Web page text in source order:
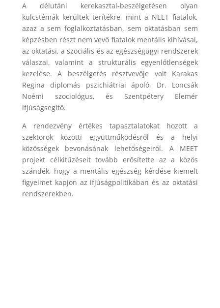
A délutáni kerekasztal-beszélgetésen olyan
kulcstémák kerültek terítékre, mint a NEET fiatalok,
azaz a sem foglalkoztatásban, sem oktatásban sem
képzésben részt nem vevő fiatalok mentális kihívásai,
az oktatási, a szociális és az egészségügyi rendszerek
válaszai, valamint a strukturális egyenlőtlenségek
kezelése. A beszélgetés résztvevője volt Karakas
Regina diplomás pszichiátriai ápoló, Dr. Loncsák
Noémi szociológus, és Szentpétery Elemér
ifjúságsegítő.
A rendezvény értékes tapasztalatokat hozott a
szektorok közötti együttműködésről és a helyi
közösségek bevonásának lehetőségeiről. A MEET
projekt célkitűzéseit tovább erősítette az a közös
szándék, hogy a mentális egészség kérdése kiemelt
figyelmet kapjon az ifjúságpolitikában és az oktatási
rendszerekben.